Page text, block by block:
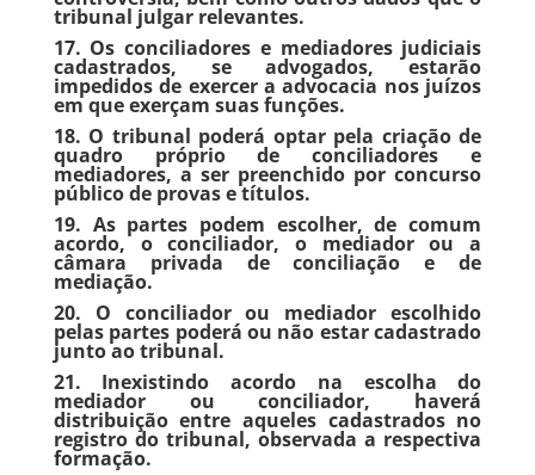
tribunal julgar relevantes.
17. Os conciliadores e mediadores judiciais
cadastrados, se advogados, estarão
impedidos de exercer a advocacia nos juízos
em que exerçam suas funções.
18. O tribunal poderá optar pela criação de
quadro próprio de conciliadores e
mediadores, a ser preenchido por concurso
público de provas e títulos.
19. As partes podem escolher, de comum
acordo, o conciliador, o mediador ou a
câmara privada de conciliação e de
mediação.
20. O conciliador ou mediador escolhido
pelas partes poderá ou não estar cadastrado
junto ao tribunal.
21. Inexistindo acordo na escolha do
mediador ou conciliador, haverá
distribuição entre aqueles cadastrados no
registro do tribunal, observada a respectiva
formação.